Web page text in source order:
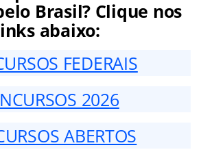
Brasil? Clique nos
abaixo:
FEDERAIS
2026
ABERTOS